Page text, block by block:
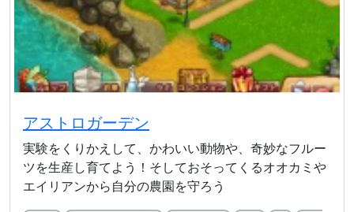
アストロガーデン
実験をくりかえして、かわいい動物や、奇妙なフルー
ツを生産し育てよう！そしておそってくるオオカミや
エイリアンから自分の農園を守ろう